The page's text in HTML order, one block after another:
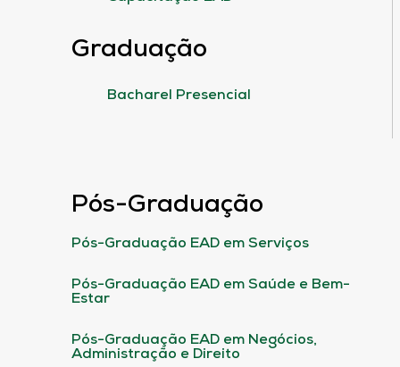
Graduação
Bacharel Presencial
Pós-Graduação
Pós-Graduação EAD em Serviços
Pós-Graduação EAD em Saúde e Bem-
Estar
Pós-Graduação EAD em Negócios,
Administração e Direito